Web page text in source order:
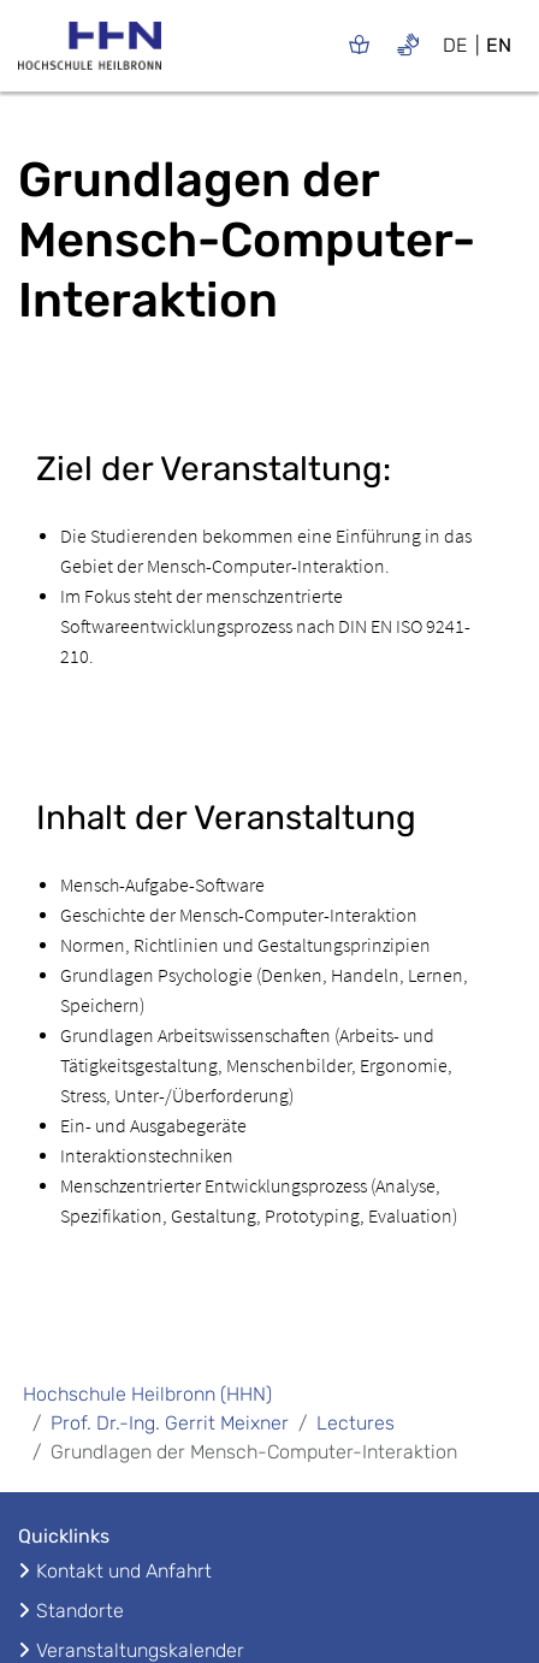
DE EN
Grundlagen der
Mensch-Computer-
Interaktion
Ziel der Veranstaltung:
Die Studierenden bekommen eine Einführung in das
Gebiet der Mensch-Computer-Interaktion.
Im Fokus steht der menschzentrierte
Softwareentwicklungsprozess nach DIN EN ISO 9241-
210.
Inhalt der Veranstaltung
Mensch-Aufgabe-Software
Geschichte der Mensch-Computer-Interaktion
Normen, Richtlinien und Gestaltungsprinzipien
Grundlagen Psychologie (Denken, Handeln, Lernen,
Speichern)
Grundlagen Arbeitswissenschaften (Arbeits- und
Tätigkeitsgestaltung, Menschenbilder, Ergonomie,
Stress, Unter-/Überforderung)
Ein- und Ausgabegeräte
Interaktionstechniken
Menschzentrierter Entwicklungsprozess (Analyse,
Spezifikation, Gestaltung, Prototyping, Evaluation)
Hochschule Heilbronn (HHN)
Prof. Dr.-Ing. Gerrit Meixner
Lectures
Grundlagen der Mensch-Computer-Interaktion
Quicklinks
Kontakt und Anfahrt
Standorte
Veranstaltungskalender